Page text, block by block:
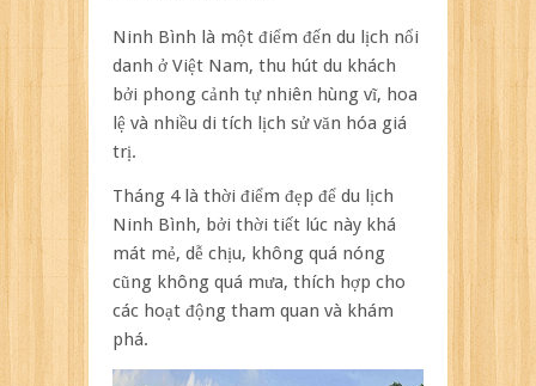
Ninh Bình là một điểm đến du lịch nổi
danh ở Việt Nam, thu hút du khách
bởi phong cảnh tự nhiên hùng vĩ, hoa
lệ và nhiều di tích lịch sử văn hóa giá
trị.
Tháng 4 là thời điểm đẹp để du lịch
Ninh Bình, bởi thời tiết lúc này khá
mát mẻ, dễ chịu, không quá nóng
cũng không quá mưa, thích hợp cho
các hoạt động tham quan và khám
phá.